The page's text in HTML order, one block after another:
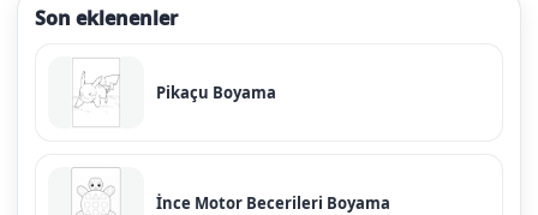
Son eklenenler
Pikaçu Boyama
İnce Motor Becerileri Boyama